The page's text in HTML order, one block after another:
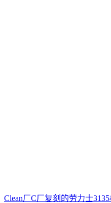
Clean厂C厂复刻的劳力士